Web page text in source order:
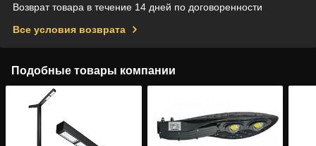
Возврат товара в течение 14 дней по договоренности
Все условия возврата
Подобные товары компании